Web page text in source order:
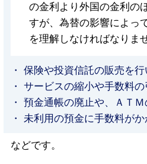
の金利より外国の金利の
すが、為替の影響によっ
を理解しなければなりま
・ 保険や投資信託の販売を
・ サービスの縮小や手数料
・ 預金通帳の廃止や、ＡＴ
・ 未利用の預金に手数料が
などです。